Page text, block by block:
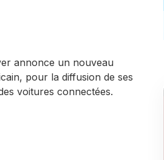
annonce un nouveau
pour la diffusion de ses
voitures connectées.